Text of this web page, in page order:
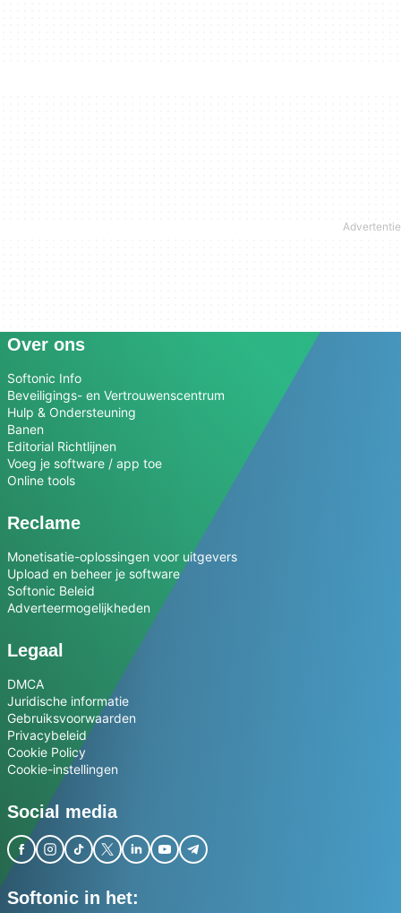
Over ons
Softonic Info
Beveiligings- en Vertrouwenscentrum
Hulp & Ondersteuning
Banen
Editorial Richtlijnen
Voeg je software / app toe
Online tools
Reclame
Monetisatie-oplossingen voor uitgevers
Upload en beheer je software
Softonic Beleid
Adverteermogelijkheden
Legaal
DMCA
Juridische informatie
Gebruiksvoorwaarden
Privacybeleid
Cookie Policy
Cookie-instellingen
Social media
Softonic in het: